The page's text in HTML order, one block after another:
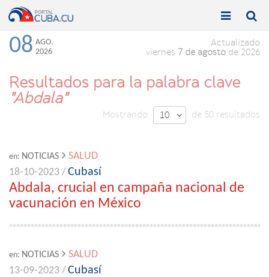
Toggle

Toggle

08 AGO.
2026
Actualizado
viernes 7 de agosto de 2026
Resultados para la palabra clave
"Abdala"
Mostrando 10  de 50 resultados
en: NOTICIAS
SALUD
18-10-2023 /Cubasí
Abdala, crucial en campaña nacional de
vacunación en México
en: NOTICIAS
SALUD
13-09-2023 /Cubasí